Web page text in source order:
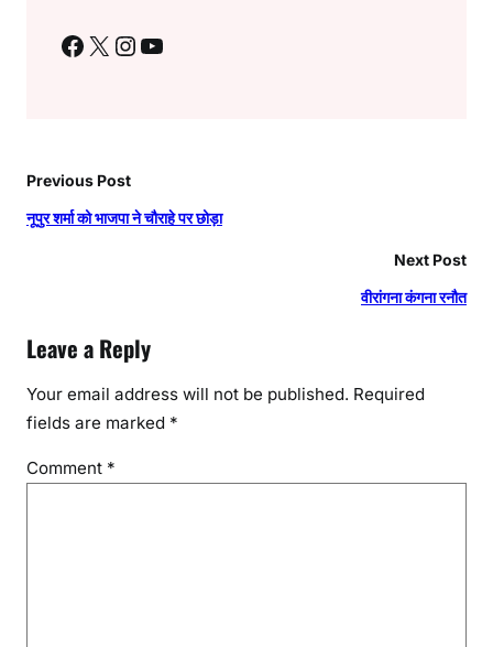
Facebook X Instagram YouTube
Previous Post
नूपुर शर्मा को भाजपा ने चौराहे पर छोड़ा
Next Post
वीरांगना कंगना रनौत
Leave a Reply
Your email address will not be published. Required
fields are marked *
Comment *